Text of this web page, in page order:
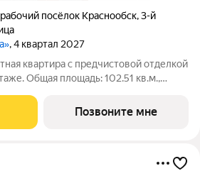
рабочий посёлок Краснообск,3-й
, 4 квартал 2027
квартира с предчистовой отделкой
Общая площадь: 102.51 кв.м.,
м. Квартира с кухней-гостиной и
Позвоните мне